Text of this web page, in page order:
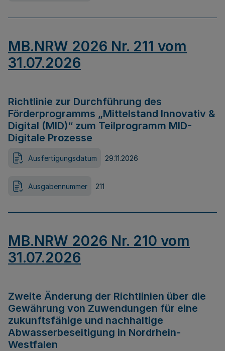
MB.NRW 2026 Nr. 211 vom
31.07.2026
Richtlinie zur Durchführung des
Förderprogramms „Mittelstand Innovativ &
Digital (MID)“ zum Teilprogramm MID-
Digitale Prozesse
Ausfertigungsdatum 29.11.2026
Ausgabennummer 211
MB.NRW 2026 Nr. 210 vom
31.07.2026
Zweite Änderung der Richtlinien über die
Gewährung von Zuwendungen für eine
zukunftsfähige und nachhaltige
Abwasserbeseitigung in Nordrhein-
Westfalen